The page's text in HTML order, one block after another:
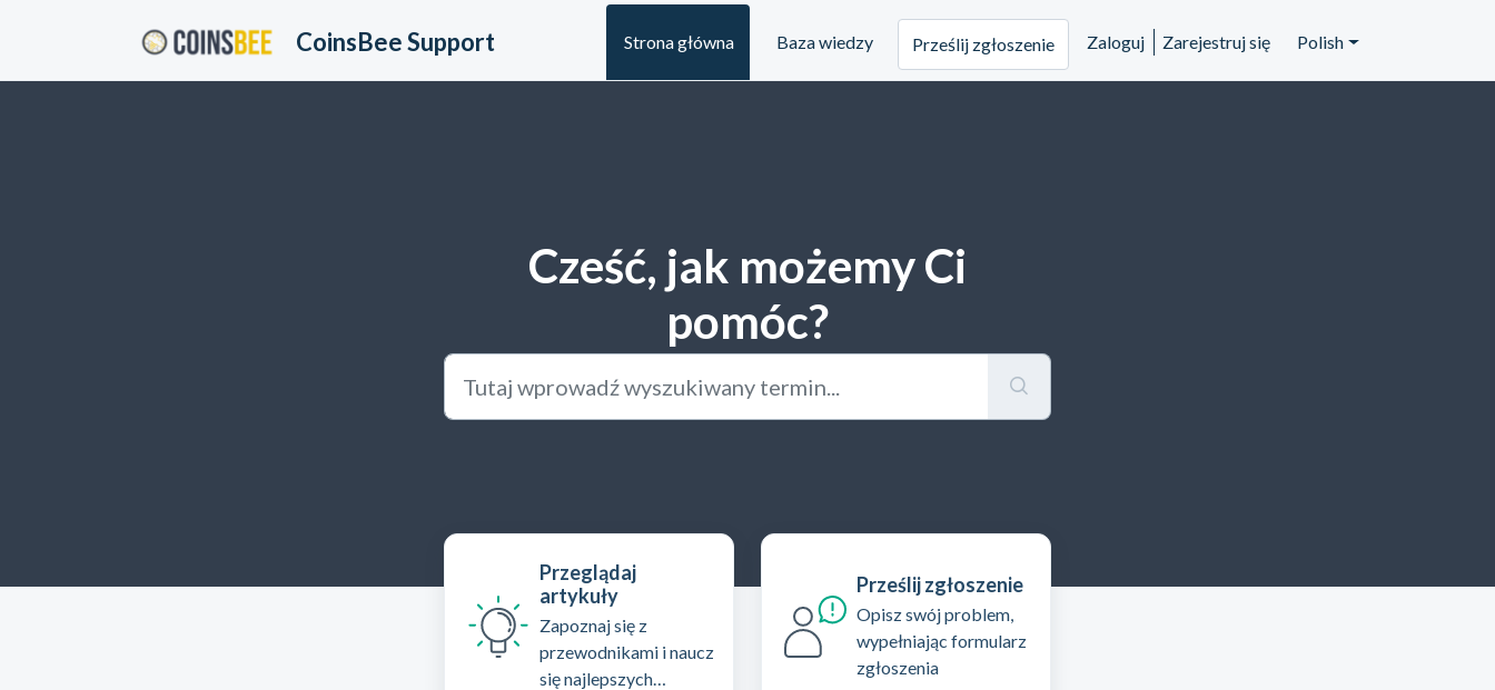
CoinsBee Support Strona główna Baza wiedzy Prześlij zgłoszenie Zaloguj Zarejestruj się Polish
Cześć, jak możemy Ci
pomóc?
Przeglądaj
artykuły
Zapoznaj się z
przewodnikami i naucz
się najlepszych
Prześlij zgłoszenie
Opisz swój problem,
wypełniając formularz
zgłoszenia